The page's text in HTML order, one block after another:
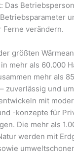
verändern.
größten
mehr als 60.000
mehr als
zuverlässig und
mit
-konzepte für
Die mehr als
werden mit